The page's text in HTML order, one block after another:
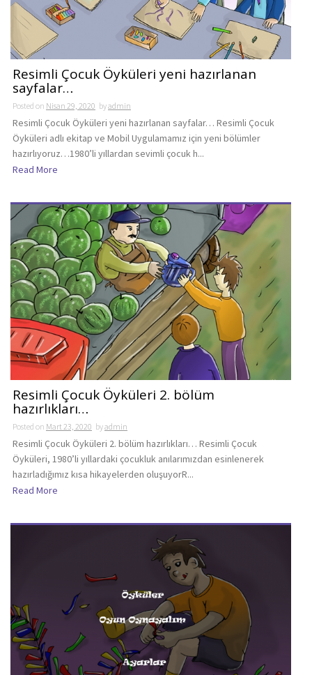
Resimli Çocuk Öyküleri yeni hazırlanan
sayfalar…
Posted on Nisan 29, 2020 byadmin
Resimli Çocuk Öyküleri yeni hazırlanan sayfalar… Resimli Çocuk
Öyküleri adlı ekitap ve Mobil Uygulamamız için yeni bölümler
hazırlıyoruz…1980’li yıllardan sevimli çocuk h...
Read More
Resimli Çocuk Öyküleri 2. bölüm
hazırlıkları…
Posted on Mart 23, 2020 byadmin
Resimli Çocuk Öyküleri 2. bölüm hazırlıkları… Resimli Çocuk
Öyküleri, 1980’li yıllardaki çocukluk anılarımızdan esinlenerek
hazırladığımız kısa hikayelerden oluşuyorR...
Read More